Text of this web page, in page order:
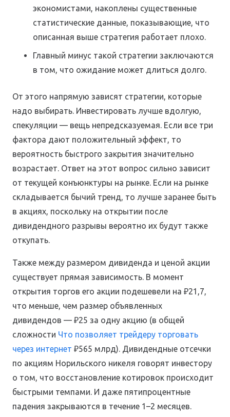
экономистами, накоплены существенные
статистические данные, показывающие, что
описанная выше стратегия работает плохо.
Главный минус такой стратегии заключаются
в том, что ожидание может длиться долго.
От этого напрямую зависят стратегии, которые
надо выбирать. Инвестировать лучше вдолгую,
спекуляции — вещь непредсказуемая. Если все три
фактора дают положительный эффект, то
вероятность быстрого закрытия значительно
возрастает. Ответ на этот вопрос сильно зависит
от текущей конъюнктуры на рынке. Если на рынке
складывается бычий тренд, то лучше заранее быть
в акциях, поскольку на открытии после
дивидендного разрывы вероятно их будут также
откупать.
Также между размером дивиденда и ценой акции
существует прямая зависимость. В момент
открытия торгов его акции подешевели на ₽21,7,
что меньше, чем размер объявленных
дивидендов — ₽25 за одну акцию (в общей
сложности Что позволяет трейдеру торговать
через интернет ₽565 млрд). Дивидендные отсечки
по акциям Норильского никеля говорят инвестору
о том, что восстановление котировок происходит
быстрыми темпами. И даже пятипроцентные
падения закрываются в течение 1–2 месяцев.